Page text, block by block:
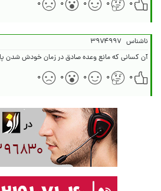
۰ ۰ ۰ ۰ ۰
ناشناس ۳۹۷۴۹۹۷
آن کسانی که مانع وعده صادق در زمان خودش شدن
۰
۰ ۰ ۰ ۰